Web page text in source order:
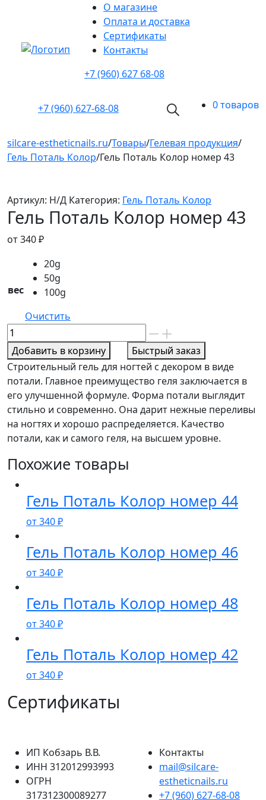
О магазине
Оплата и доставка
Cертификаты
Контакты
+7 (960) 627 68-08
+7 (960) 627-68-08 0 товаров
silcare-estheticnails.ru/Товары/Гелевая продукция/
Гель Поталь Колор/Гель Поталь Колор номер 43
Артикул: Н/Д Категория: Гель Поталь Колор
Гель Поталь Колор номер 43
от340₽
вес
20g
50g
100g
Очистить
Количество
товара
Гель
Поталь
Колор
номер
43
Добавить в корзину
Быстрый заказ
Строительный гель для ногтей с декором в виде
потали. Главное преимущество геля заключается в
его улучшенной формуле. Форма потали выглядит
стильно и современно. Она дарит нежные переливы
на ногтях и хорошо распределяется. Качество
потали, как и самого геля, на высшем уровне.
Похожие товары
Гель Поталь Колор номер 44
от340₽
Гель Поталь Колор номер 46
от340₽
Гель Поталь Колор номер 48
от340₽
Гель Поталь Колор номер 42
от340₽
Сертификаты
ИП Кобзарь В.В.
ИНН 312012993993
ОГРН
317312300089277
Контакты
mail@silcare-
estheticnails.ru
+7 (960) 627-68-08